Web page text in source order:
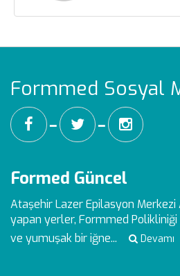
Formmed Sosyal
━ ━
Formed Güncel
Ataşehir Lazer Epilasyon Merkezi
yapan yerler, Formmed
ve yumuşak bir iğne...
Devamı